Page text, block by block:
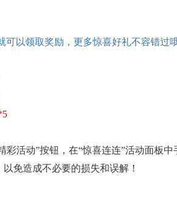
可以领取奖励，更多惊喜好礼不容错过
活动”按钮，在“惊喜连连”活动面板
免造成不必要的损失和误解！